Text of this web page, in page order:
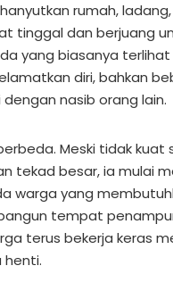
rumah,
tinggal dan berjuang
yang biasanya terlihat
diri, bahkan
dengan nasib orang lain.
Meski tidak
tekad besar, ia mulai
warga yang
tempat
terus bekerja keras
henti.